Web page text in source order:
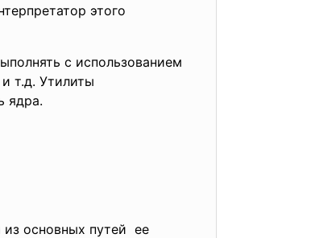
этого
с использованием
т.д. Утилиты
ядра.
из основных путей ее